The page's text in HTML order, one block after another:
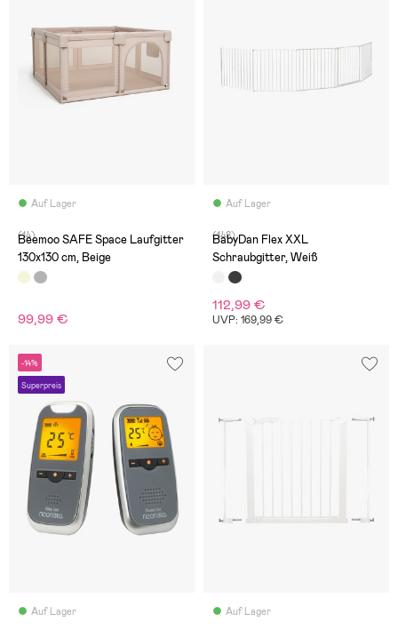
Auf Lager
(14)
Beemoo SAFE Space Laufgitter
130x130 cm, Beige
99,99 €
Auf Lager
(148)
BabyDan Flex XXL
Schraubgitter, Weiß
112,99 €
UVP: 169,99 €
-14%
Superpreis
Auf Lager Auf Lager